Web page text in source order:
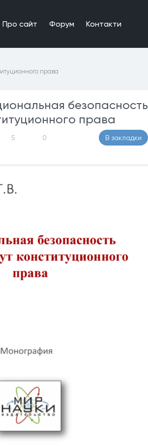
Про сайт Форум Контакти
права
безопасность
права
5 0 В закладки